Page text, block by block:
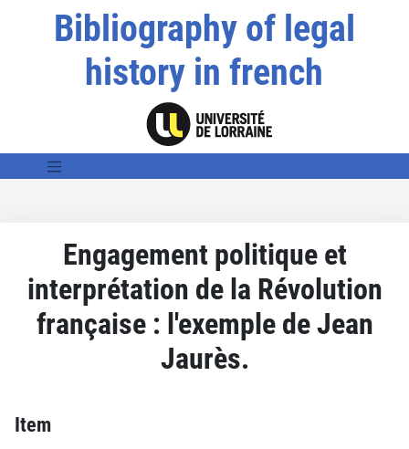
Bibliography of legal
history in french
Engagement politique et
interprétation de la Révolution
française : l'exemple de Jean
Jaurès.
Item